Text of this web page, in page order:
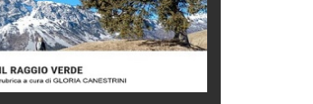
Puglia - Tra storia e recupero
castagno
Eventi